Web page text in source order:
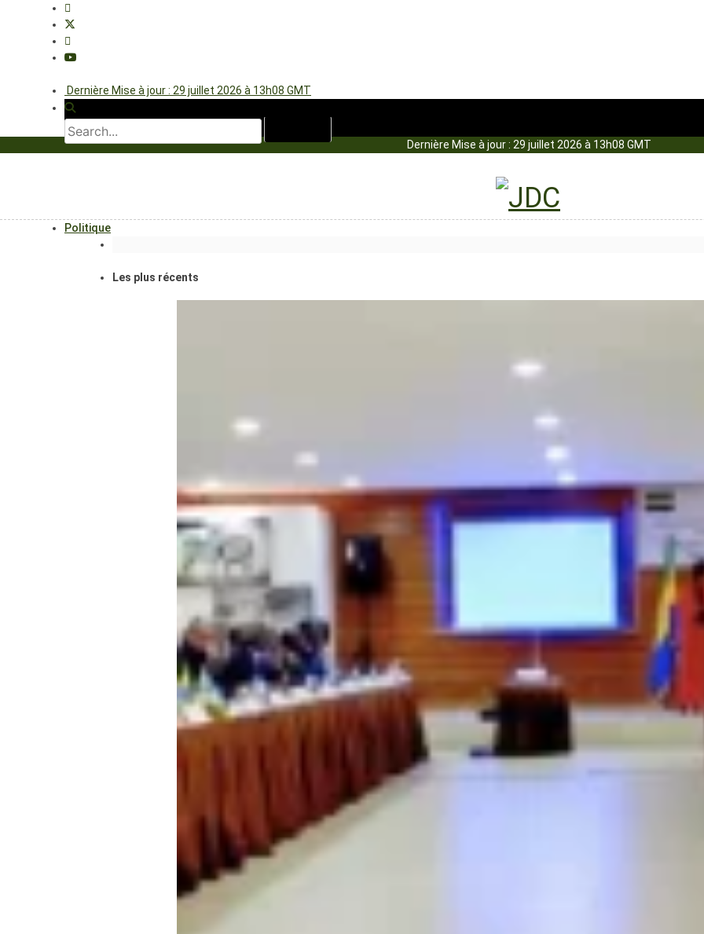
Dernière Mise à jour : 29 juillet 2026 à 13h08 GMT
Dernière Mise à jour : 29 juillet 2026 à 13h08 GMT
Politique
Les plus récents